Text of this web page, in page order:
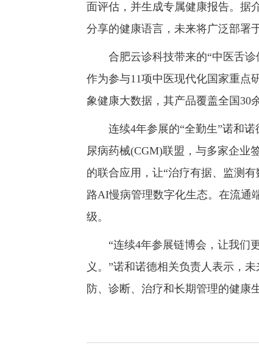
面评估，并生成专属健康报告。据
分享的健康语言，未来将广泛部署
合肥云诊科技带来的“中医舌诊
作为参与11项中医现代化国家重点
象健康大数据，其产品覆盖全国30
连续4年参展的“全勤生”诺和诺
尿病药械(CGM)联盟，与多家企业
的联合应用，让“治疗有据、监测
路AI慢病管理数字化生态。在流通
级。
“连续4年参展链博会，让我们更
义。”诺和诺德相关负责人表示，
防、诊断、治疗和长期管理的健康